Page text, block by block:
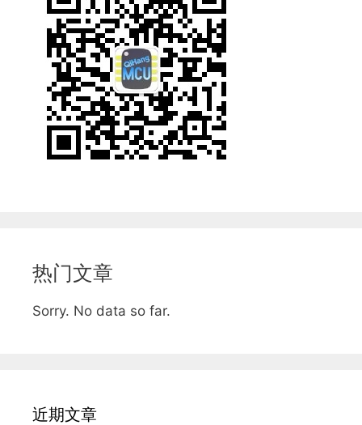
热门文章
Sorry. No data so far.
近期文章